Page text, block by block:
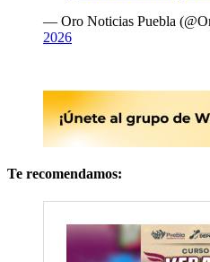
— Oro Noticias Puebla
2026
Te recomendamos: